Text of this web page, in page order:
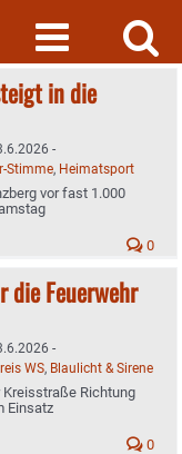
in die
-
Stimme, Heimatsport
vor fast 1.000
0
die Feuerwehr
-
WS, Blaulicht & Sirene
Richtung
Einsatz
0